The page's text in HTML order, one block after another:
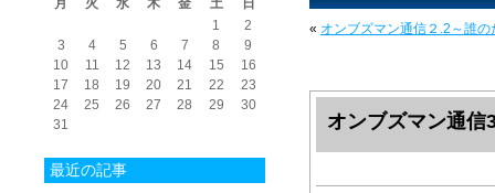
月
火 水 木 金 土
日
1
2
3
4 5 6 7 8
9
10
11 12 13 14 15
16
17
18 19 20 21 22
23
24
25 26 27 28 29
30
31
最近の記事
« オンブズマン通信２.2～誰
オンブズマン通信